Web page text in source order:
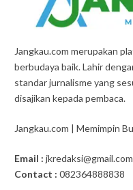
Jangkau.com merupakan
berbudaya baik. Lahir
standar jurnalisme yang
disajikan kepada pembaca.
Jangkau.com | Memimpin
Email : jkredaksi@gmail.com
Contact : 082364888838